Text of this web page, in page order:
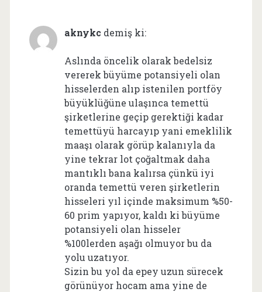
aknykc demiş ki:
Aslında öncelik olarak bedelsiz
vererek büyüme potansiyeli olan
hisselerden alıp istenilen portföy
büyüklüğüne ulaşınca temettü
şirketlerine geçip gerektiği kadar
temettüyü harcayıp yani emeklilik
maaşı olarak görüp kalanıyla da
yine tekrar lot çoğaltmak daha
mantıklı bana kalırsa çünkü iyi
oranda temettü veren şirketlerin
hisseleri yıl içinde maksimum %50-
60 prim yapıyor, kaldı ki büyüme
potansiyeli olan hisseler
%100lerden aşağı olmuyor bu da
yolu uzatıyor.
Sizin bu yol da epey uzun sürecek
görünüyor hocam ama yine de